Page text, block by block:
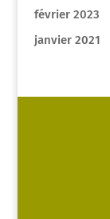
février 2023
janvier 2021